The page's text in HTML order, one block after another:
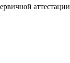
аттестации